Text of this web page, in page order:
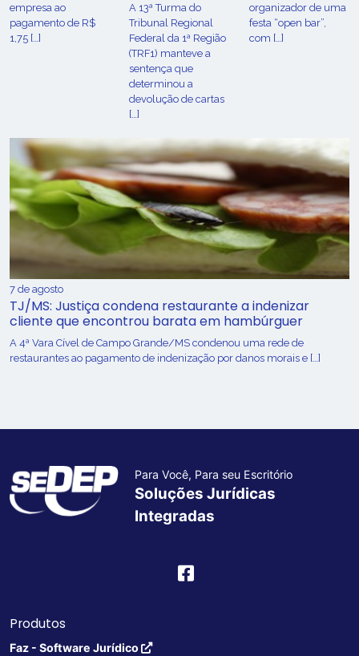
empresa ao
pagamento de R$
1,75 […]
A 13ª Turma do
Tribunal Regional
Federal da 1ª Região
(TRF1) manteve a
sentença que
determinou a
devolução de cartas
[…]
organizador de uma
festa “open bar”,
com […]
7 de agosto
TJ/MS: Justiça condena restaurante a indenizar
cliente que encontrou barata em hambúrguer
A 4ª Vara Cível de Campo Grande/MS condenou uma rede de
restaurantes ao pagamento de indenização por danos morais e […]
Para Você, Para seu Escritório
Soluções Jurídicas
Integradas
Produtos
Faz - Software Jurídico